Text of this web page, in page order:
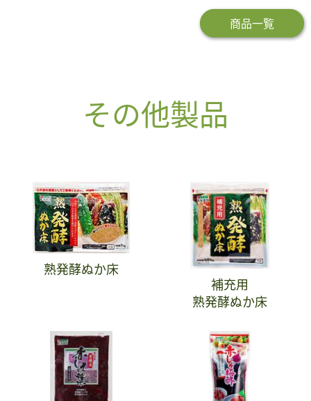
商品一覧
その他製品
熟発酵ぬか床
補充用
熟発酵ぬか床